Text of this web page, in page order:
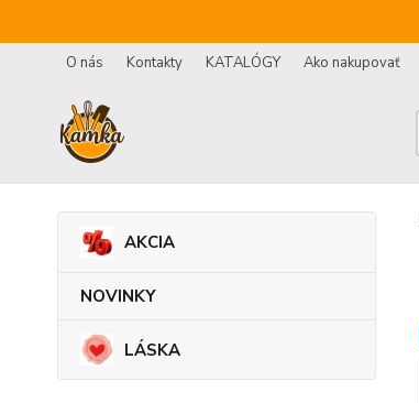
O nás Kontakty KATALÓGY Ako nakupovať
AKCIA
NOVINKY
LÁSKA